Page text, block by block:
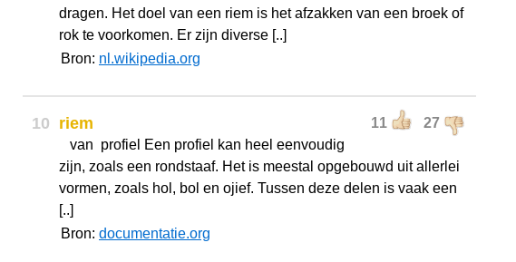
dragen. Het doel van een riem is het afzakken van een broek of
rok te voorkomen. Er zijn diverse [..]
Bron: nl.wikipedia.org
10 11 27
riem
van profiel Een profiel kan heel eenvoudig
zijn, zoals een rondstaaf. Het is meestal opgebouwd uit allerlei
vormen, zoals hol, bol en ojief. Tussen deze delen is vaak een
[..]
Bron: documentatie.org